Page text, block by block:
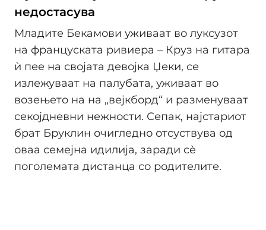
недостасува
Младите Бекамови уживаат во луксузот
на француската ривиера – Круз на гитара
ѝ пее на својата девојка Џеки, се
излежуваат на палубата, уживаат во
возењето на на „вејкборд“ и разменуваат
секојдневни нежности. Сепак, најстариот
брат Бруклин очигледно отсуствува од
оваа семејна идилија, заради сè
поголемата дистанца со родителите.